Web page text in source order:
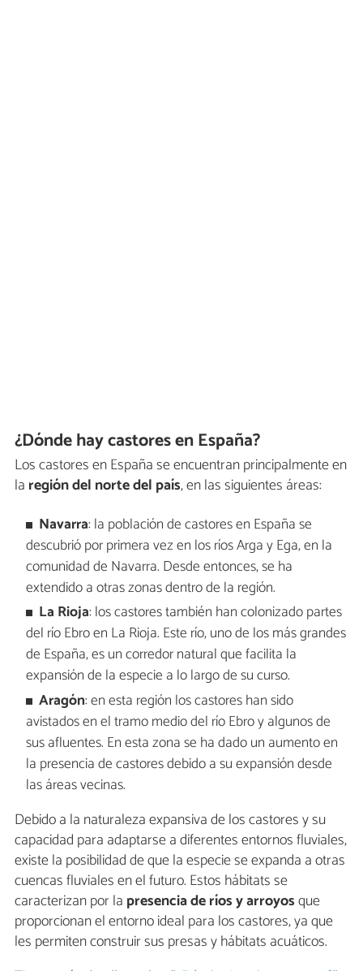
¿Dónde hay castores en España?
Los castores en España se encuentran principalmente en
la región del norte del país, en las siguientes áreas:
Navarra: la población de castores en España se
descubrió por primera vez en los ríos Arga y Ega, en la
comunidad de Navarra. Desde entonces, se ha
extendido a otras zonas dentro de la región.
La Rioja: los castores también han colonizado partes
del río Ebro en La Rioja. Este río, uno de los más grandes
de España, es un corredor natural que facilita la
expansión de la especie a lo largo de su curso.
Aragón: en esta región los castores han sido
avistados en el tramo medio del río Ebro y algunos de
sus afluentes. En esta zona se ha dado un aumento en
la presencia de castores debido a su expansión desde
las áreas vecinas.
Debido a la naturaleza expansiva de los castores y su
capacidad para adaptarse a diferentes entornos fluviales,
existe la posibilidad de que la especie se expanda a otras
cuencas fluviales en el futuro. Estos hábitats se
caracterizan por la presencia de ríos y arroyosque
proporcionan el entorno ideal para los castores, ya que
les permiten construir sus presas y hábitats acuáticos.